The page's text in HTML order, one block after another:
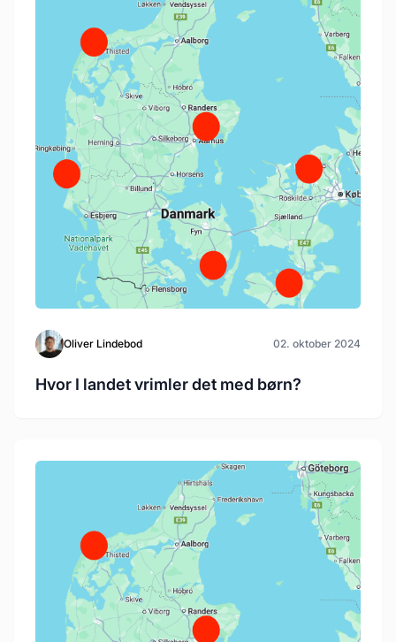
Oliver Lindebod 02. oktober 2024
Hvor I landet vrimler det med børn?